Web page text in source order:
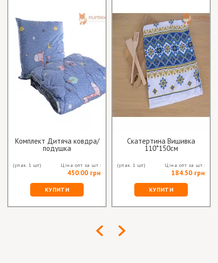
Комплект Дитяча ковдра/
подушка
(упак. 1 шт) Ціна опт за шт.:
450.00 грн
КУПИТИ
Скатертина Вишивка
110*150см
(упак. 1 шт) Ціна опт за шт.:
184.50 грн
КУПИТИ